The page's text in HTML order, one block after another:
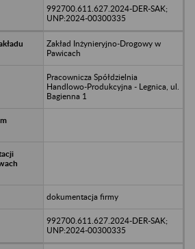
992700.611.627.2024-DER-SAK;
UNP:2024-00300335
Zakład Inżynieryjno-Drogowy w
Pawicach
Pracownicza Spółdzielnia
Handlowo-Produkcyjna - Legnica, ul.
Bagienna 1
dokumentacja firmy
992700.611.627.2024-DER-SAK;
UNP:2024-00300335